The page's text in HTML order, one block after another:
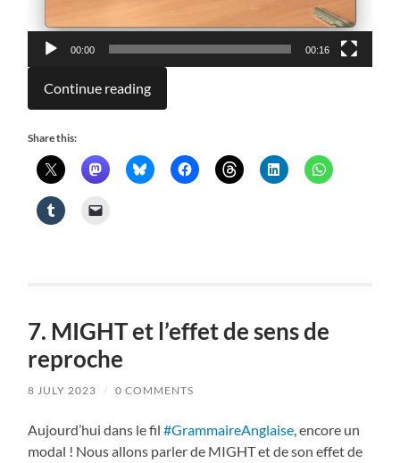
00:00 00:16
Continue reading
Share this:
7. MIGHT et l’effet de sens de
reproche
8 JULY 2023 / 0 COMMENTS
Aujourd’hui dans le fil#GrammaireAnglaise, encore un
modal ! Nous allons parler de MIGHT et de son effet de